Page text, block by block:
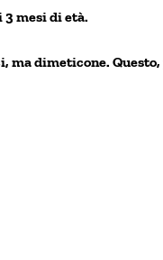
mesi di età.
dimeticone.